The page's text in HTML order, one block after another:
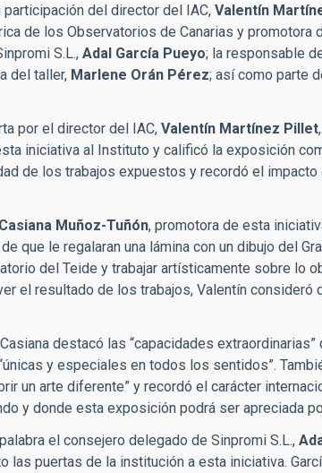
participación del director del IAC, Valentín
de los Observatorios de Canarias y promotora
S.L., Adal García Pueyo; la responsable
del taller, Marlene Orán Pérez; así como parte
por el director del IAC, Valentín Martínez Pillet
iniciativa al Instituto y calificó la exposición
de los trabajos expuestos y recordó el
Casiana Muñoz-Tuñón, promotora de esta
que le regalaran una lámina con un dibujo del
del Teide y trabajar artísticamente sobre lo
el resultado de los trabajos, Valentín
destacó las “capacidades
y especiales en todos los sentidos”.
un arte diferente” y recordó el carácter
y donde esta exposición podrá ser apreciada
el consejero delegado de Sinpromi S.L.,
las puertas de la institución a esta iniciativa.